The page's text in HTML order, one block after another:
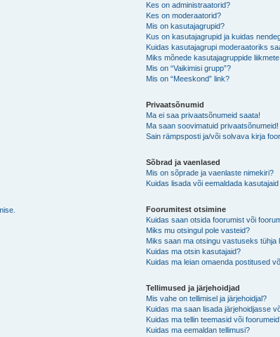
Kes on administraatorid?
Kes on moderaatorid?
Mis on kasutajagrupid?
Kus on kasutajagrupid ja kuidas
Kuidas kasutajagrupi moderaatoriks
Miks mõnede kasutajagruppide
Mis on “Vaikimisi grupp”?
Mis on “Meeskond” link?
Privaatsõnumid
Ma ei saa privaatsõnumeid saata!
Ma saan soovimatuid privaatsõnumeid!
Sain rämpsposti ja/või solvava kirja
Sõbrad ja vaenlased
Mis on sõprade ja vaenlaste nimekiri?
Kuidas lisada või eemaldada
Foorumitest otsimine
Kuidas saan otsida foorumist või
Miks mu otsingul pole vasteid?
Miks saan ma otsingu vastuseks tühja
Kuidas ma otsin kasutajaid?
Kuidas ma leian omaenda postitused
Tellimused ja järjehoidjad
Mis vahe on tellimisel ja järjehoidjal?
Kuidas ma saan lisada järjehoidjasse
Kuidas ma tellin teemasid või
Kuidas ma eemaldan tellimusi?